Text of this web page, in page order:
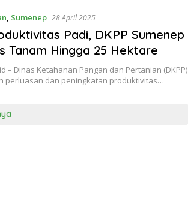
, Sumenep 28 April 2025
Padi, DKPP Sumenep
Tanam Hingga 25 Hektare
– Dinas Ketahanan Pangan dan Pertanian (DKPP)
perluasan dan peningkatan produktivitas…